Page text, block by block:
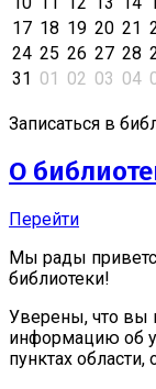
17 18 19 20 21
24 25 26 27 28
31 01 02 03 04
Записаться в
О
Перейти
Мы рады
библиотеки!
Уверены, что вы
информацию об
пунктах области,